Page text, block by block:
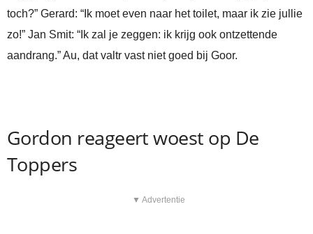
toch?” Gerard: “Ik moet even naar het toilet, maar ik zie jullie
zo!” Jan Smit: “Ik zal je zeggen: ik krijg ook ontzettende
aandrang.” Au, dat valtr vast niet goed bij Goor.
Gordon reageert woest op De
Toppers
▼ Advertentie